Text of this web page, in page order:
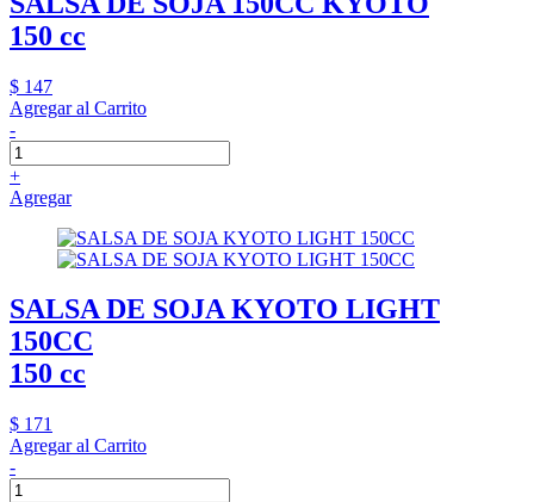
150 cc
$ 147
Agregar al Carrito
-
+
Agregar
SALSA DE SOJA KYOTO LIGHT
150CC
150 cc
$ 171
Agregar al Carrito
-